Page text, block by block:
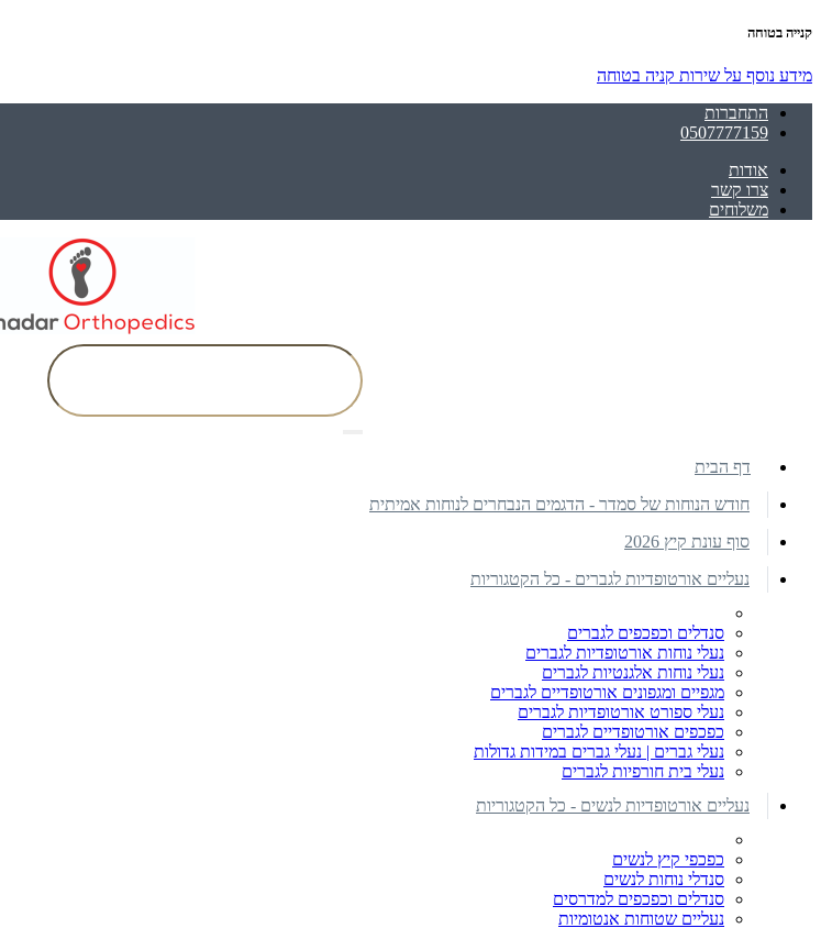
קנייה בטוחה
מידע נוסף על שירות קניה בטוחה
התחברות
0507777159
אודות
צרו קשר
משלוחים
דף הבית
חודש הנוחות של סמדר - הדגמים הנבחרים לנוחות אמיתית
סוף עונת קיץ 2026
נעליים אורטופדיות לגברים - כל הקטגוריות
סנדלים וכפכפים לגברים
נעלי נוחות אורטופדיות לגברים
נעלי נוחות אלגנטיות לגברים
מגפיים ומגפונים אורטופדיים לגברים
נעלי ספורט אורטופדיות לגברים
כפכפים אורטופדיים לגברים
נעלי גברים | נעלי גברים במידות גדולות
נעלי בית חורפיות לגברים
נעליים אורטופדיות לנשים - כל הקטגוריות
כפכפי קיץ לנשים
סנדלי נוחות לנשים
סנדלים וכפכפים למדרסים
נעליים שטוחות אנטומיות